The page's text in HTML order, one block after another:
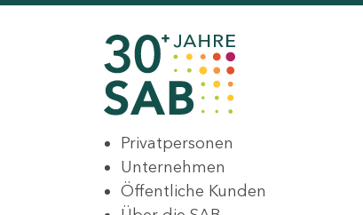
Privatpersonen
Unternehmen
Öffentliche Kunden